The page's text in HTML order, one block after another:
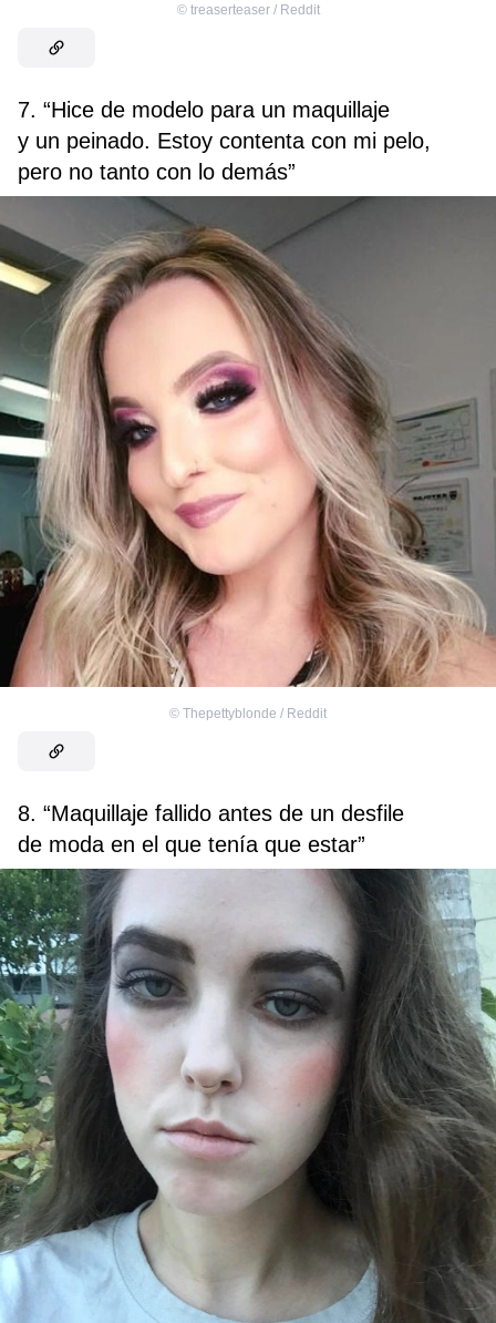
© treaserteaser / Reddit
7. “Hice de modelo para un maquillaje
y un peinado. Estoy contenta con mi pelo,
pero no tanto con lo demás”
© Thepettyblonde / Reddit
8. “Maquillaje fallido antes de un desfile
de moda en el que tenía que estar”